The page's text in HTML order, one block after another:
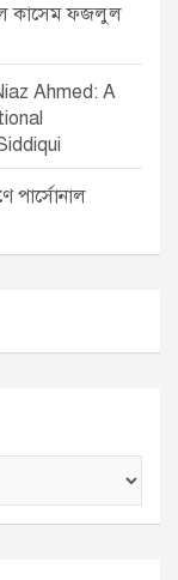
কাসেম ফজলুল
Ahmed: A
পার্সোনাল